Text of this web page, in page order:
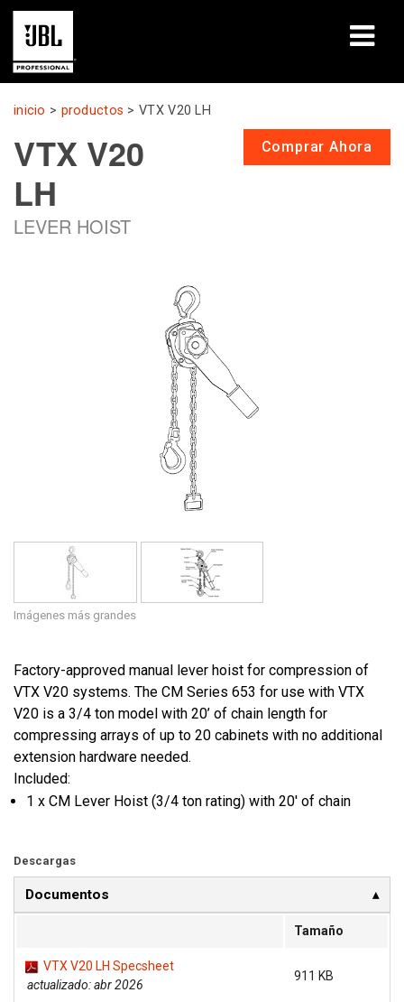
productos
Casos de estudio
Sesiones de aprendizaje
capacitación
Dónde comprar y conectar
inicio > productos >VTX V20 LH
VTX V20
LH
LEVER HOIST
Comprar Ahora
Imágenes más grandes
Factory-approved manual lever hoist for compression of
VTX V20 systems. The CM Series 653 for use with VTX
V20 is a 3/4 ton model with 20’ of chain length for
compressing arrays of up to 20 cabinets with no additional
extension hardware needed.
Included:
1 x CM Lever Hoist (3/4 ton rating) with 20' of chain
Descargas
Documentos
Tamaño
VTX V20 LH Specsheet
actualizado: abr 2026
911 KB